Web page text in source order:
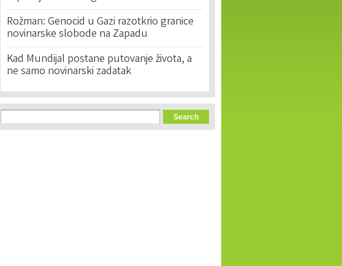
Rožman: Genocid u Gazi razotkrio granice
novinarske slobode na Zapadu
Kad Mundijal postane putovanje života, a
ne samo novinarski zadatak
Search form
Search